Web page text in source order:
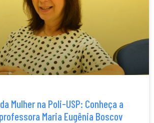
Mulher na Poli-USP: Conheça a
Maria Eugênia Boscov